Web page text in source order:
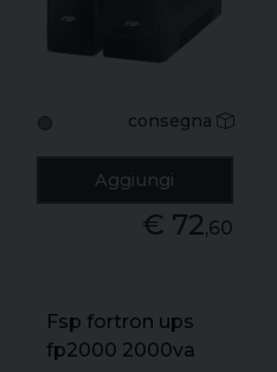
2xschuko
🟢 consegna
Aggiungi
€ 72,60
Fsp fortron ups
fp2000 2000va